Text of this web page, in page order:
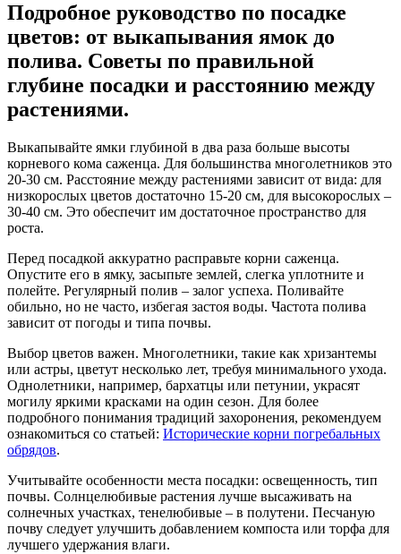
Подробное руководство по посадке
цветов: от выкапывания ямок до
полива. Советы по правильной
глубине посадки и расстоянию между
растениями.
Выкапывайте ямки глубиной в два раза больше высоты
корневого кома саженца. Для большинства многолетников это
20-30 см. Расстояние между растениями зависит от вида: для
низкорослых цветов достаточно 15-20 см, для высокорослых –
30-40 см. Это обеспечит им достаточное пространство для
роста.
Перед посадкой аккуратно расправьте корни саженца.
Опустите его в ямку, засыпьте землей, слегка уплотните и
полейте. Регулярный полив – залог успеха. Поливайте
обильно, но не часто, избегая застоя воды. Частота полива
зависит от погоды и типа почвы.
Выбор цветов важен. Многолетники, такие как хризантемы
или астры, цветут несколько лет, требуя минимального ухода.
Однолетники, например, бархатцы или петунии, украсят
могилу яркими красками на один сезон. Для более
подробного понимания традиций захоронения, рекомендуем
ознакомиться со статьей: Исторические корни погребальных
обрядов.
Учитывайте особенности места посадки: освещенность, тип
почвы. Солнцелюбивые растения лучше высаживать на
солнечных участках, тенелюбивые – в полутени. Песчаную
почву следует улучшить добавлением компоста или торфа для
лучшего удержания влаги.